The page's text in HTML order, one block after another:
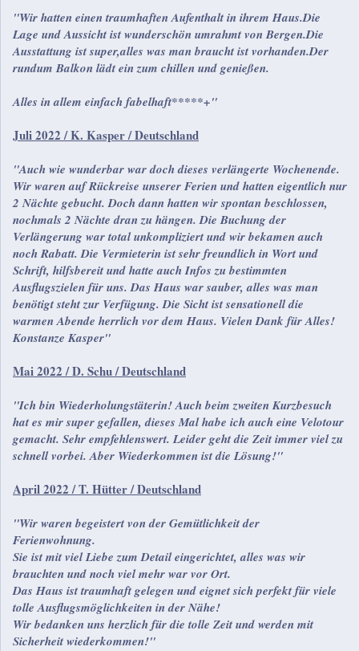
"Wir hatten einen traumhaften Aufenthalt in ihrem Haus.Die
Lage und Aussicht ist wunderschön umrahmt von Bergen.Die
Ausstattung ist super,alles was man braucht ist vorhanden.Der
rundum Balkon lädt ein zum chillen und genießen.
Alles in allem einfach fabelhaft*****+"
Juli 2022 / K. Kasper / Deutschland
"Auch wie wunderbar war doch dieses verlängerte Wochenende.
Wir waren auf Rückreise unserer Ferien und hatten eigentlich nur
2 Nächte gebucht. Doch dann hatten wir spontan beschlossen,
nochmals 2 Nächte dran zu hängen. Die Buchung der
Verlängerung war total unkompliziert und wir bekamen auch
noch Rabatt. Die Vermieterin ist sehr freundlich in Wort und
Schrift, hilfsbereit und hatte auch Infos zu bestimmten
Ausflugszielen für uns. Das Haus war sauber, alles was man
benötigt steht zur Verfügung. Die Sicht ist sensationell die
warmen Abende herrlich vor dem Haus. Vielen Dank für Alles!
Konstanze Kasper"
Mai 2022 / D. Schu / Deutschland
"Ich bin Wiederholungstäterin! Auch beim zweiten Kurzbesuch
hat es mir super gefallen, dieses Mal habe ich auch eine Velotour
gemacht. Sehr empfehlenswert. Leider geht die Zeit immer viel zu
schnell vorbei. Aber Wiederkommen ist die Lösung!"
April 2022 / T. Hütter / Deutschland
"Wir waren begeistert von der Gemütlichkeit der
Ferienwohnung.
Sie ist mit viel Liebe zum Detail eingerichtet, alles was wir
brauchten und noch viel mehr war vor Ort.
Das Haus ist traumhaft gelegen und eignet sich perfekt für viele
tolle Ausflugsmöglichkeiten in der Nähe!
Wir bedanken uns herzlich für die tolle Zeit und werden mit
Sicherheit wiederkommen!"